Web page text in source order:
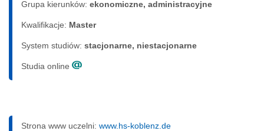
Grupa kierunków: ekonomiczne, administracyjne
Kwalifikacje: Master
System studiów: sta­cjo­nar­ne, nie­sta­cjo­nar­ne
Studia online
Strona www uczelni: www.hs-koblenz.de